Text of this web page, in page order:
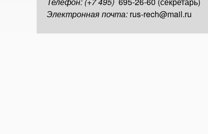
Электронная почта: rus-rech@mail.ru